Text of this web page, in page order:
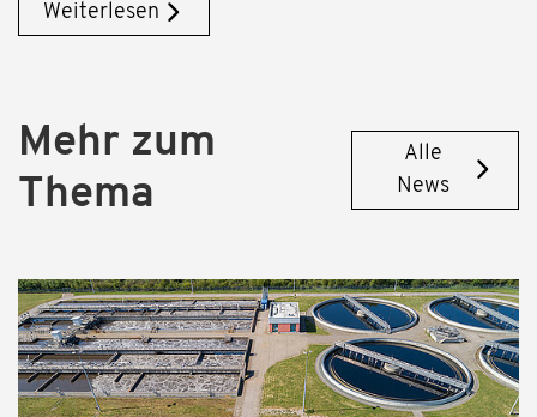
Weiterlesen
Mehr zum
Thema
Alle
News